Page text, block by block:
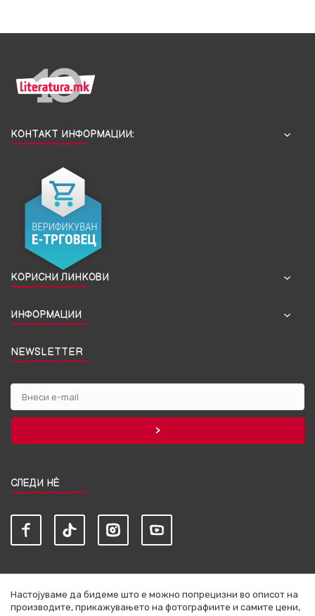
КОНТАКТ ИНФОРМАЦИИ:
КОРИСНИ ЛИНКОВИ
ИНФОРМАЦИИ
NEWSLETTER
СЛЕДИ НЀ
Настојуваме да бидеме што е можно попрецизни во описот на
производите, прикажувањето на фотографиите и самите цени,